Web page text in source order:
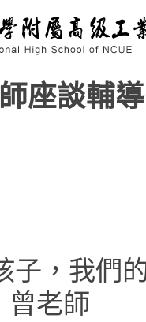
座談輔
子，我們
曾老師